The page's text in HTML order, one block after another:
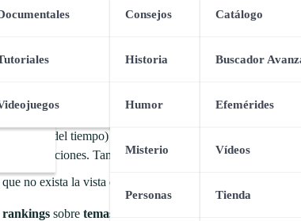
Consejos
Historia
Humor
Misterio
Personas
Catálogo
Buscador
Efemérides
Vídeos
Tienda
Temas Variados
paso del tiempo) con nuestras fantásticas listas de
publicaciones. También tienes disponible nuestro canal
no exista la vista de
rankings sobre temas variados que también queríamos